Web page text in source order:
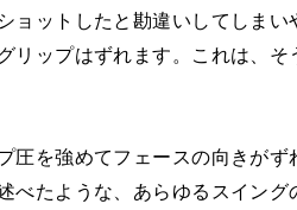
ョットしたと勘違いしてしま
リップはずれます。これは、
圧を強めてフェースの向きが
べたような、あらゆるスイン